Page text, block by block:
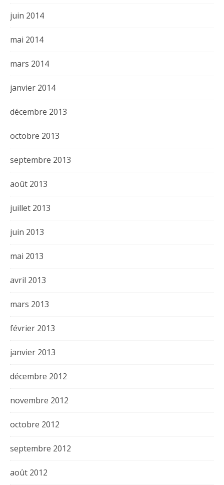
juin 2014
mai 2014
mars 2014
janvier 2014
décembre 2013
octobre 2013
septembre 2013
août 2013
juillet 2013
juin 2013
mai 2013
avril 2013
mars 2013
février 2013
janvier 2013
décembre 2012
novembre 2012
octobre 2012
septembre 2012
août 2012